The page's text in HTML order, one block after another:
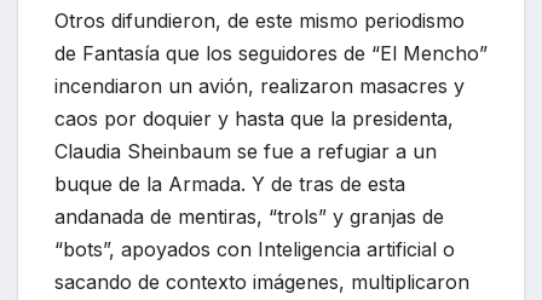
Otros difundieron, de este mismo periodismo
de Fantasía que los seguidores de “El Mencho”
incendiaron un avión, realizaron masacres y
caos por doquier y hasta que la presidenta,
Claudia Sheinbaum se fue a refugiar a un
buque de la Armada. Y de tras de esta
andanada de mentiras, “trols” y granjas de
“bots”, apoyados con Inteligencia artificial o
sacando de contexto imágenes, multiplicaron